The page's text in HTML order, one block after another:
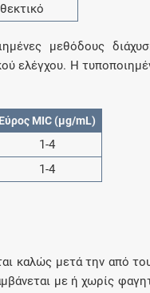
μεθόδους
ελέγχου. Η
Εύρος MIC (μg/mL)
1-4
1-4
καλώς μετά την από
με ή χωρίς